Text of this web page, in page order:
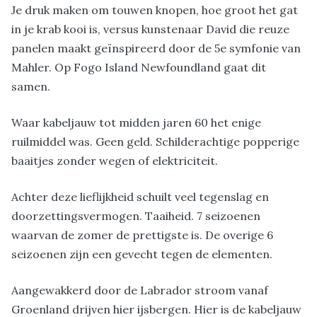
Je druk maken om touwen knopen, hoe groot het gat
in je krab kooi is, versus kunstenaar David die reuze
panelen maakt geïnspireerd door de 5e symfonie van
Mahler. Op Fogo Island Newfoundland gaat dit
samen.
Waar kabeljauw tot midden jaren 60 het enige
ruilmiddel was. Geen geld. Schilderachtige popperige
baaitjes zonder wegen of elektriciteit.
Achter deze lieflijkheid schuilt veel tegenslag en
doorzettingsvermogen. Taaiheid. 7 seizoenen
waarvan de zomer de prettigste is. De overige 6
seizoenen zijn een gevecht tegen de elementen.
Aangewakkerd door de Labrador stroom vanaf
Groenland drijven hier ijsbergen. Hier is de kabeljauw